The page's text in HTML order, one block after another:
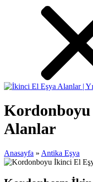
Alanlar
Anasayfa » Antika Eşya